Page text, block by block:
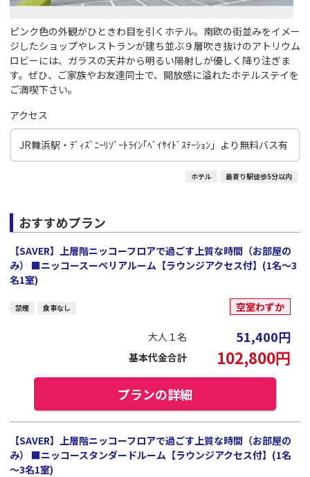
ピンク色の外観がひときわ目を引くホテル。南欧の街並みをイメー
ジしたショップやレストランが建ち並ぶ９層吹き抜けのアトリウム
ロビーには、ガラスの天井から明るい陽射しが優しく降り注ぎま
す。ぜひ、ご家族やお友達同士で、開放感に溢れたホテルステイを
ご満喫下さい。
アクセス
JR舞浜駅・ﾃﾞｨｽﾞﾆｰﾘｿﾞｰﾄﾗｲﾝ｢ﾍﾞｲｻｲﾄﾞｽﾃｰｼｮﾝ」より無料バス有
ホテル 最寄り駅徒歩5分以内
おすすめプラン
【SAVER】上層階ニッコーフロアで過ごす上質な時間（お部屋の
み） ■ニッコースーペリアルーム【ラウンジアクセス付】(1名～3
名1室)
禁煙 食事なし 空室わずか
大人１名 51,400円
基本代金合計 102,800円
プランの詳細
【SAVER】上層階ニッコーフロアで過ごす上質な時間（お部屋の
み） ■ニッコースタンダードルーム【ラウンジアクセス付】(1名
～3名1室)